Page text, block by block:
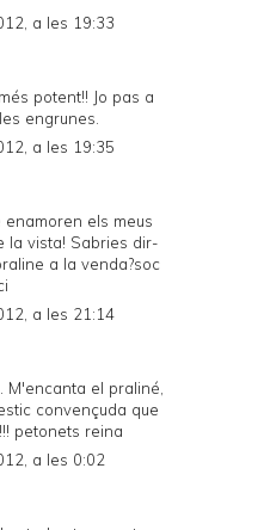
a les 19:33
potent!! Jo pas a
engrunes.
a les 19:35
enamoren els meus
la vista! Sabries dir-
a la venda?soc
a les 21:14
M'encanta el praliné,
convençuda que
petonets reina
a les 0:02